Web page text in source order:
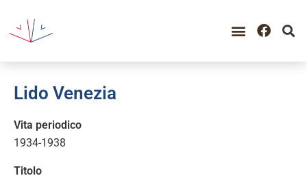
Lido Venezia
Vita periodico
1934-1938
Titolo